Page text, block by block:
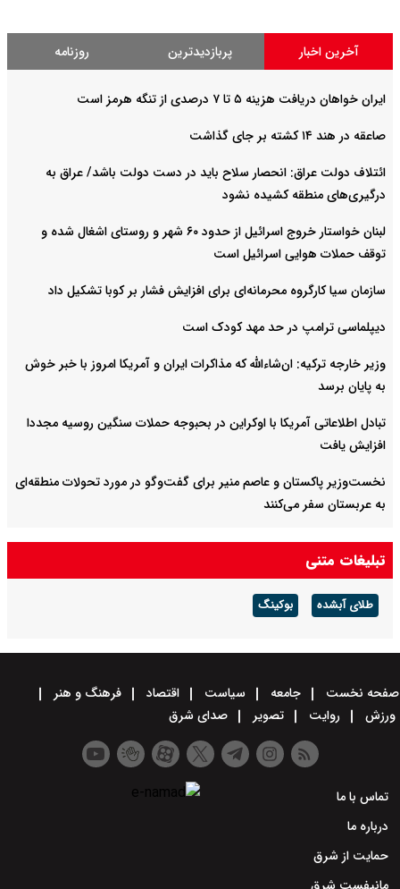
آخرین اخبار پربازدیدترین روزنامه
ایران خواهان دریافت هزینه ۵ تا ۷ درصدی از تنگه هرمز است
صاعقه در هند ۱۴ کشته بر جای گذاشت
ائتلاف دولت عراق: انحصار سلاح باید در دست دولت باشد/ عراق به
درگیری‌های منطقه کشیده نشود
لبنان خواستار خروج اسرائیل از حدود ۶۰ شهر و روستای اشغال شده‌ و
توقف حملات هوایی اسرائیل است
سازمان سیا کارگروه محرمانه‌ای برای افزایش فشار بر کوبا تشکیل داد
دیپلماسی ترامپ در حد مهد کودک است
وزیر خارجه ترکیه: ان‌شاءالله که مذاکرات ایران و آمریکا امروز با خبر خوش
به پایان برسد
تبادل اطلاعاتی آمریکا با اوکراین در بحبوجه حملات سنگین روسیه مجددا
افزایش یافت
نخست‌وزیر پاکستان و عاصم منیر برای گفت‌وگو در مورد تحولات منطقه‌ای
به عربستان سفر می‌کنند
دیدار السیسی و پادشاه بحرین در مصر؛ تأکید بر لزوم تشدید تلاش‌ها
برای تقویت صلح، ثبات و امنیت در منطقه
تبلیغات متنی
طلای آبشده بوکینگ
صفحه نخست جامعه سیاست اقتصاد
فرهنگ و هنر
ورزش
روایت تصویر صدای شرق
تماس با ما
درباره ما
حمایت از شرق